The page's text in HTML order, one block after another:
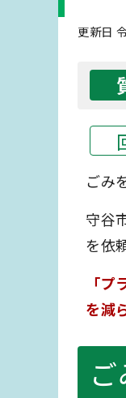
更新日
ごみ
守谷
を依
「
を減